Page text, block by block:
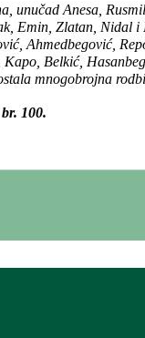
unučad Anesa,
Emin, Zlatan, Nidal i
Ahmedbegović,
Belkić,
mnogobrojna
100.